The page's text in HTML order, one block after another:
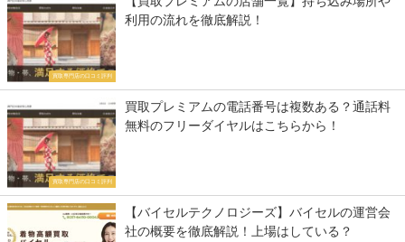
買取専門店の口コミ評判
利用の流れを徹底解説！
買取専門店の口コミ評判
買取プレミアムの電話番号は複数ある？通話料
無料のフリーダイヤルはこちらから！
【バイセルテクノロジーズ】バイセルの運営会
社の概要を徹底解説！上場はしている？